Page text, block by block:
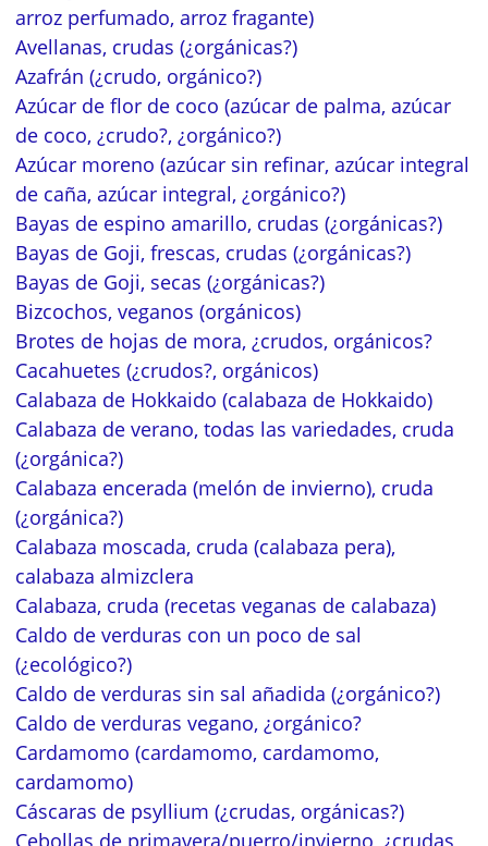
arroz perfumado, arroz fragante)
Avellanas, crudas (¿orgánicas?)
Azafrán (¿crudo, orgánico?)
Azúcar de flor de coco (azúcar de palma, azúcar
de coco, ¿crudo?, ¿orgánico?)
Azúcar moreno (azúcar sin refinar, azúcar integral
de caña, azúcar integral, ¿orgánico?)
Bayas de espino amarillo, crudas (¿orgánicas?)
Bayas de Goji, frescas, crudas (¿orgánicas?)
Bayas de Goji, secas (¿orgánicas?)
Bizcochos, veganos (orgánicos)
Brotes de hojas de mora, ¿crudos, orgánicos?
Cacahuetes (¿crudos?, orgánicos)
Calabaza de Hokkaido (calabaza de Hokkaido)
Calabaza de verano, todas las variedades, cruda
(¿orgánica?)
Calabaza encerada (melón de invierno), cruda
(¿orgánica?)
Calabaza moscada, cruda (calabaza pera),
calabaza almizclera
Calabaza, cruda (recetas veganas de calabaza)
Caldo de verduras con un poco de sal
(¿ecológico?)
Caldo de verduras sin sal añadida (¿orgánico?)
Caldo de verduras vegano, ¿orgánico?
Cardamomo (cardamomo, cardamomo,
cardamomo)
Cáscaras de psyllium (¿crudas, orgánicas?)
Cebollas de primavera/puerro/invierno, ¿crudas,